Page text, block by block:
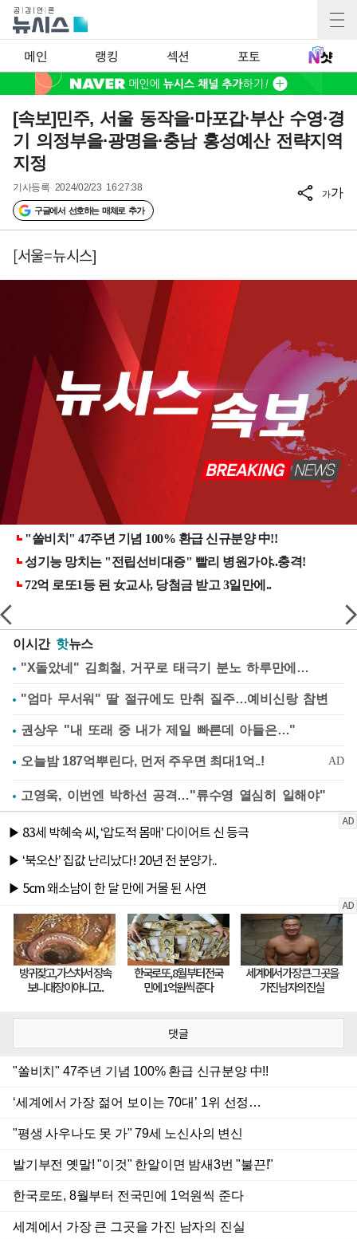
메인 랭킹 섹션 포토
[속보]민주, 서울 동작을·마포갑·부산 수영·경
기 의정부을·광명을·충남 홍성예산 전략지역
지정
기사등록 2024/02/23 16:27:38
구글에서 선호하는 매체로 추가
가가
[서울=뉴시스]
이시간 핫뉴스
"X돌았네" 김희철, 거꾸로 태극기 분노 하루만에…
"엄마 무서워" 딸 절규에도 만취 질주…예비신랑 참변
권상우 "내 또래 중 내가 제일 빠른데 아들은…"
고영욱, 이번엔 박하선 공격…"류수영 열심히 일해야"
댓글